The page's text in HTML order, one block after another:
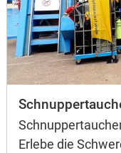
Erlebe die